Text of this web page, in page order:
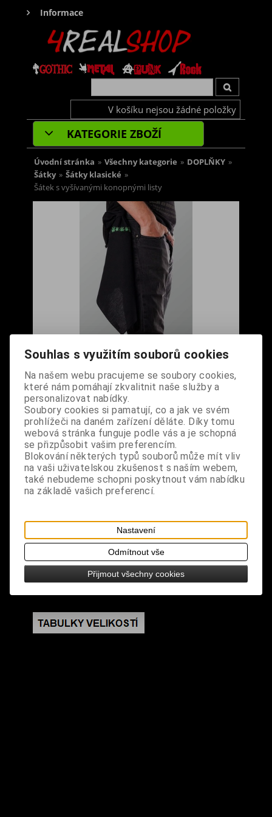
Informace
V košíku nejsou žádné položky
KATEGORIE ZBOŽÍ
Úvodní stránka » Všechny kategorie » DOPLŇKY »
Šátky » Šátky klasické »
Šátek s vyšívanými konopnými listy
Cena s DPH:190 Kč
Dodání dny:skladem
ks
Koupit
Tabulky velikostí: zde
Výrobce:import DE
Katalogové číslo:DOMBSATBPUS5942
Záruka (měsíců): 24
Dotaz na výrobek
materiál: 100% bavlna
design: černý šátek s vyšívanými konopnými listy
rozměry: 55 cm x 55 cm
Souhlas s využitím souborů cookies
Na našem webu pracujeme se soubory cookies,
které nám pomáhají zkvalitnit naše služby a
personalizovat nabídky.
Soubory cookies si pamatují, co a jak ve svém
prohlížeči na daném zařízení děláte. Díky tomu
webová stránka funguje podle vás a je schopná
se přizpůsobit vašim preferencím.
Blokování některých typů souborů může mít vliv
na vaši uživatelskou zkušenost s naším webem,
také nebudeme schopni poskytnout vám nabídku
na základě vašich preferencí.
Nastavení
Odmítnout vše
Přijmout všechny cookies